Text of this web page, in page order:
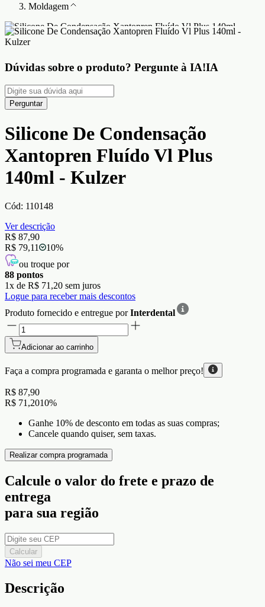
Moldagem
Dúvidas sobre o produto? Pergunte à IA!IA
Perguntar
Silicone De Condensação
Xantopren Fluído Vl Plus
140ml - Kulzer
Cód: 110148
Ver descrição
R$ 87,90
R$ 79,11
10%
ou troque por
88 pontos
1x de R$ 71,20 sem juros
Logue para receber mais descontos
Produto fornecido e entregue porInterdental
Adicionar ao carrinho
Faça a compra programada e garanta o melhor preço!
R$ 87,90
R$ 71,2010%
Ganhe 10% de desconto em todas as suas compras;
Cancele quando quiser, sem taxas.
Realizar compra programada
Calcule o valor do frete e prazo de
entrega
para sua região
Calcular
Não sei meu CEP
Descrição